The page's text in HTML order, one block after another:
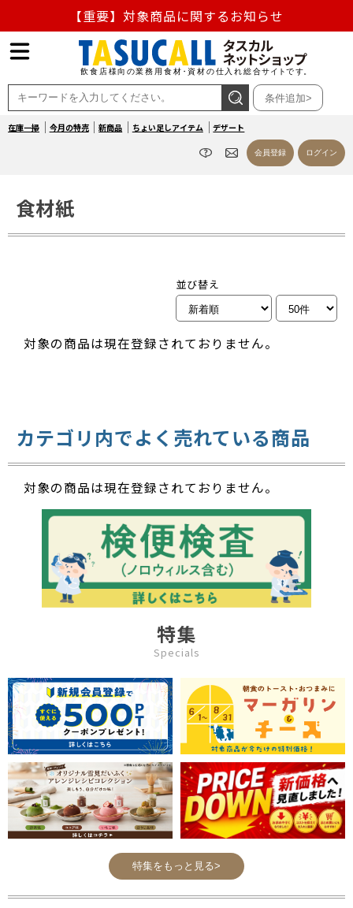
【重要】対象商品に関するお知らせ
【重要】熊本地震の影響による商品出荷停止のお知らせ
熊本県熊本地方を震源とする地震の影響によるお荷物のお
届け遅延について
条件追加>
在庫一掃 今月の特売 新商品 ちょい足しアイテム デザート
会員登録 ログイン
食材紙
並び替え
対象の商品は現在登録されておりません。
カテゴリ内でよく売れている商品
対象の商品は現在登録されておりません。
特集
Specials
特集をもっと見る>